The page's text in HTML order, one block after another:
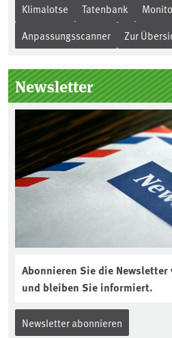
Klimalotse Tatenbank
Anpassungsscanner
Zur
Newsletter
Abonnieren Sie die
und bleiben Sie informiert.
Newsletter abonnieren